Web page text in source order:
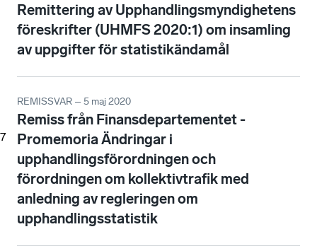
7
Remittering av Upphandlingsmyndighetens
föreskrifter (UHMFS 2020:1) om insamling
av uppgifter för statistikändamål
REMISSVAR – 5 maj 2020
Remiss från Finansdepartementet -
Promemoria Ändringar i
upphandlingsförordningen och
förordningen om kollektivtrafik med
anledning av regleringen om
upphandlingsstatistik